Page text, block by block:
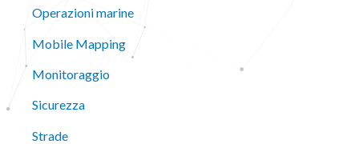
Operazioni marine
Mobile Mapping
Monitoraggio
Sicurezza
Strade